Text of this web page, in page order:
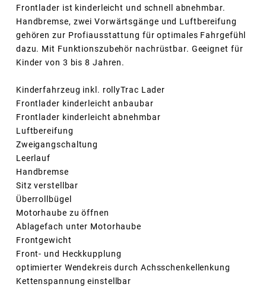
Frontlader ist kinderleicht und schnell abnehmbar.
Handbremse, zwei Vorwärtsgänge und Luftbereifung
gehören zur Profiausstattung für optimales Fahrgefühl
dazu. Mit Funktionszubehör nachrüstbar. Geeignet für
Kinder von 3 bis 8 Jahren.
Kinderfahrzeug inkl. rollyTrac Lader
Frontlader kinderleicht anbaubar
Frontlader kinderleicht abnehmbar
Luftbereifung
Zweigangschaltung
Leerlauf
Handbremse
Sitz verstellbar
Überrollbügel
Motorhaube zu öffnen
Ablagefach unter Motorhaube
Frontgewicht
Front- und Heckkupplung
optimierter Wendekreis durch Achsschenkellenkung
Kettenspannung einstellbar